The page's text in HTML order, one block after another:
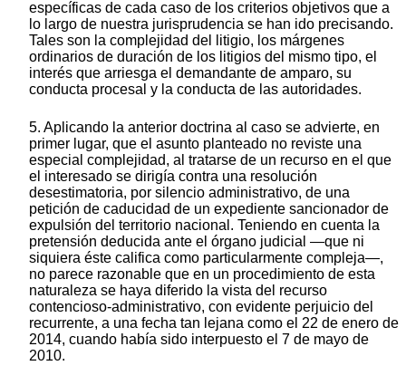
específicas de cada caso de los criterios objetivos que a
lo largo de nuestra jurisprudencia se han ido precisando.
Tales son la complejidad del litigio, los márgenes
ordinarios de duración de los litigios del mismo tipo, el
interés que arriesga el demandante de amparo, su
conducta procesal y la conducta de las autoridades.
5. Aplicando la anterior doctrina al caso se advierte, en
primer lugar, que el asunto planteado no reviste una
especial complejidad, al tratarse de un recurso en el que
el interesado se dirigía contra una resolución
desestimatoria, por silencio administrativo, de una
petición de caducidad de un expediente sancionador de
expulsión del territorio nacional. Teniendo en cuenta la
pretensión deducida ante el órgano judicial —que ni
siquiera éste califica como particularmente compleja—,
no parece razonable que en un procedimiento de esta
naturaleza se haya diferido la vista del recurso
contencioso-administrativo, con evidente perjuicio del
recurrente, a una fecha tan lejana como el 22 de enero de
2014, cuando había sido interpuesto el 7 de mayo de
2010.